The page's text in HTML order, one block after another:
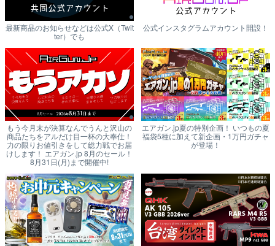
最新商品のお知らせなどは公式X（Twit
ter）でも
公式インスタグラムアカウント開設！
もう今月末が決算なんでうんと沢山の
商品たちをアルだけ目一杯の大奉仕！
力の限りお値引きをして総力戦でお届
けします！ エアガン.jp 8月のセール！
8月31日(月)まで開催中!
エアガン.jp夏の特別企画！ いつもの夏
福袋5種に加えて新企画・1万円ガチャ
が登場！